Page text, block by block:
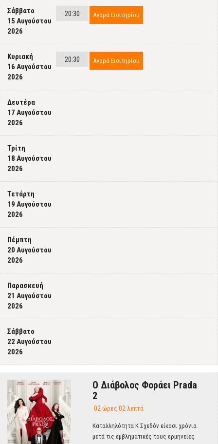
Σάββατο
15 Αυγούστου
2026
20:30 Αγορά Εισιτηρίου
Κυριακή
16 Αυγούστου
2026
20:30 Αγορά Εισιτηρίου
Δευτέρα
17 Αυγούστου
2026
Τρίτη
18 Αυγούστου
2026
Τετάρτη
19 Αυγούστου
2026
Πέμπτη
20 Αυγούστου
2026
Παρασκευή
21 Αυγούστου
2026
Σάββατο
22 Αυγούστου
2026
Ο Διάβολος Φοράει Prada
2
02 ώρες 02 λεπτά
Καταλληλότητα Κ Σχεδόν είκοσι χρόνια
μετά τις εμβληματικές τους ερμηνείες